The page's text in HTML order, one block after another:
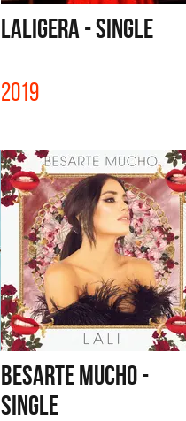
LALIGERA - SINGLE
2019
BESARTE MUCHO -
SINGLE